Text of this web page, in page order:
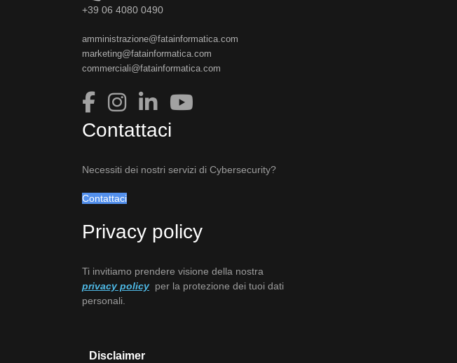
+39 06 4080 0490
amministrazione@fatainformatica.com
marketing@fatainformatica.com
commerciali@fatainformatica.com
Contattaci
Necessiti dei nostri servizi di Cybersecurity?
Contattaci
Privacy policy
Ti invitiamo prendere visione della nostra
privacy policy per la protezione dei tuoi dati
personali.
Disclaimer